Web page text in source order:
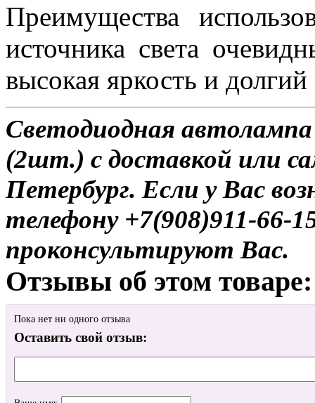
Преимущества
источника света
высокая яркость и
Светодиодная
(2шт.) с доставкой или
Петербург. Если у Вас
телефону +7(908)911-
проконсультируют Вас.
Отзывы об этом товаре:
Пока нет ни одного отзыва
Оставить свой отзыв: